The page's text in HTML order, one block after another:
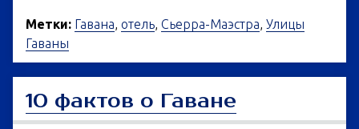
Метки: Гавана, отель, Сьерра-Маэстра, Улицы
Гаваны
10 фактов о Гаване